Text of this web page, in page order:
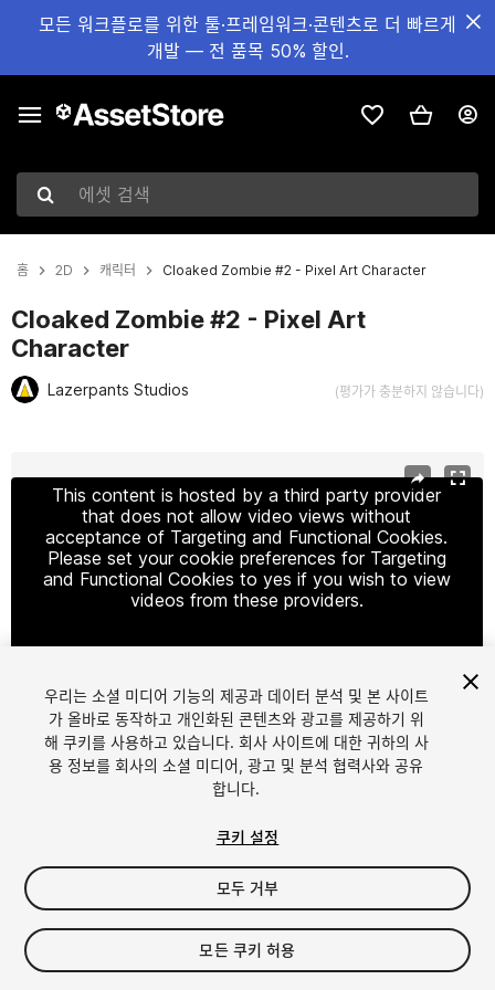
모든 워크플로를 위한 툴·프레임워크·콘텐츠로 더 빠르게
개발 — 전 품목 50% 할인.
에셋 검색
홈 2D 캐릭터 Cloaked Zombie #2 - Pixel Art Character
Cloaked Zombie #2 - Pixel Art
Character
Lazerpants Studios (평가가 충분하지 않습니다)
This content is hosted by a third party provider
that does not allow video views without
acceptance of Targeting and Functional Cookies.
Please set your cookie preferences for Targeting
and Functional Cookies to yes if you wish to view
videos from these providers.
Cookie Settings
1/ 3
$8.99
세금/부가세는 결제 시 반영됩니다.
우리는 소셜 미디어 기능의 제공과 데이터 분석 및 본 사이트
가 올바로 동작하고 개인화된 콘텐츠와 광고를 제공하기 위
해 쿠키를 사용하고 있습니다. 회사 사이트에 대한 귀하의 사
용 정보를 회사의 소셜 미디어, 광고 및 분석 협력사와 공유
합니다.
쿠키 설정
모두 거부
모든 쿠키 허용